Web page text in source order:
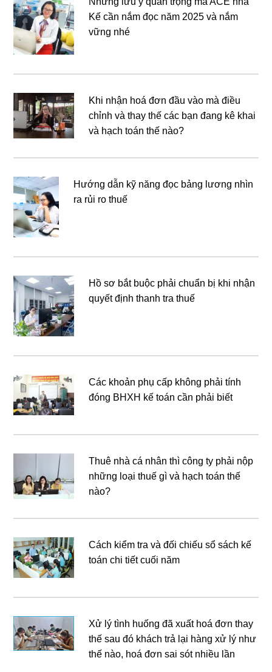
Kế cần nắm đọc năm 2025 và nắm
vững nhé
Khi nhận hoá đơn đầu vào mà điều
chỉnh và thay thế các bạn đang kê khai
và hạch toán thế nào?
Hướng dẫn kỹ năng đọc bảng lương nhìn
ra rủi ro thuế
Hồ sơ bắt buộc phải chuẩn bị khi nhận
quyết định thanh tra thuế
Các khoản phụ cấp không phải tính
đóng BHXH kế toán cần phải biết
Thuê nhà cá nhân thì công ty phải nộp
những loại thuế gì và hạch toán thế
nào?
Cách kiểm tra và đối chiếu sổ sách kế
toán chi tiết cuối năm
Xử lý tình huống đã xuất hoá đơn thay
thế sau đó khách trả lại hàng xử lý như
thế nào, hoá đơn sai sót nhiều lần